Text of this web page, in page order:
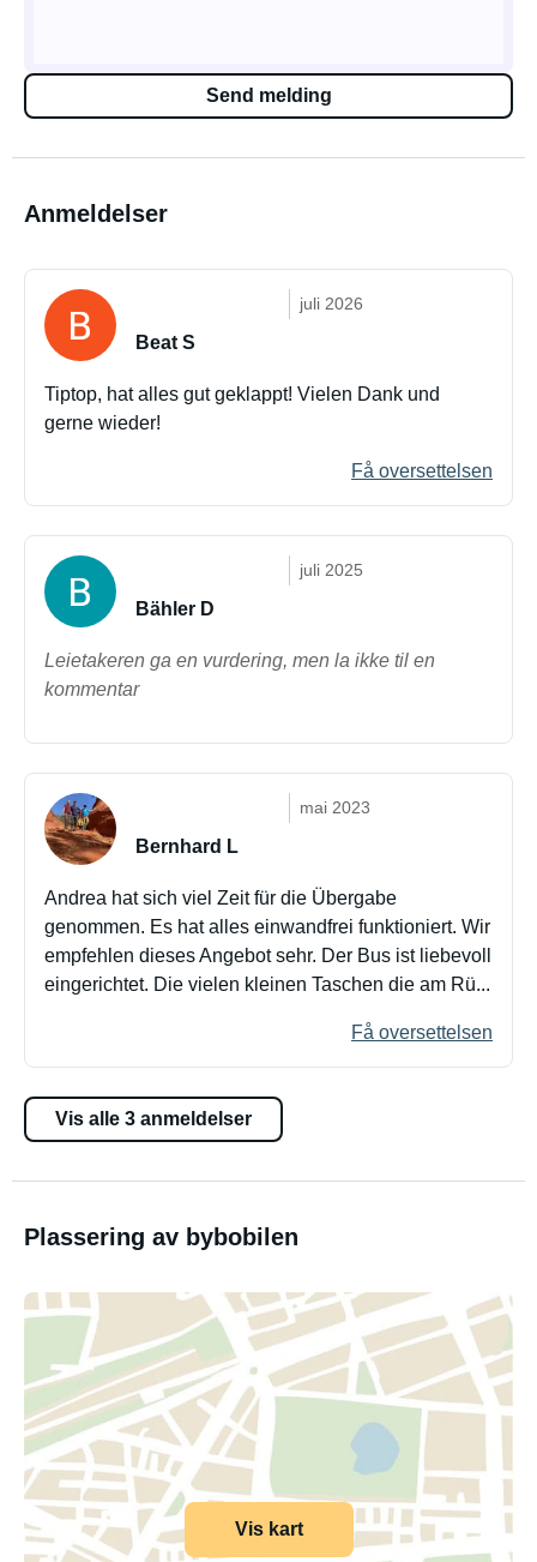
Send melding
Anmeldelser
juli 2026
Beat S
Tiptop, hat alles gut geklappt! Vielen Dank und
gerne wieder!
Få oversettelsen
juli 2025
Bähler D
Leietakeren ga en vurdering, men la ikke til en
kommentar
mai 2023
Bernhard L
Andrea hat sich viel Zeit für die Übergabe
genommen. Es hat alles einwandfrei funktioniert. Wir
empfehlen dieses Angebot sehr. Der Bus ist liebevoll
eingerichtet. Die vielen kleinen Taschen die am Rü...
Få oversettelsen
Vis alle 3 anmeldelser
Plassering av bybobilen
Vis kart